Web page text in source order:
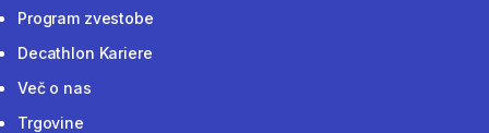
Program zvestobe
Decathlon Kariere
Več o nas
Trgovine